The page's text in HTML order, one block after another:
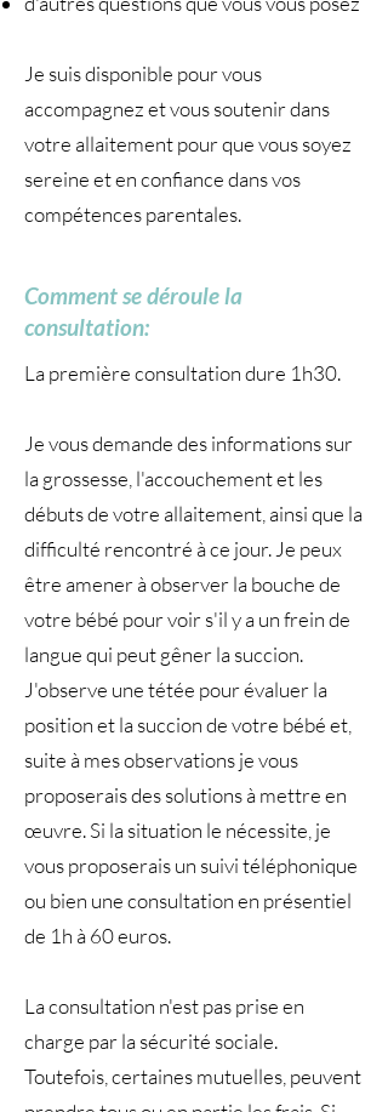
Je suis disponible pour vous
accompagnez et vous soutenir dans
votre allaitement pour que vous soyez
sereine et en confiance dans vos
compétences parentales.
Comment se déroule la
consultation:
La première consultation dure 1h30.
Je vous demande des informations sur
la grossesse, l'accouchement et les
débuts de votre allaitement, ainsi que la
difficulté rencontré à ce jour. Je peux
être amener à observer la bouche de
votre bébé pour voir s'il y a un frein de
langue qui peut gêner la succion.
J'observe une tétée pour évaluer la
position et la succion de votre bébé et,
suite à mes observations je vous
proposerais des solutions à mettre en
œuvre. Si la situation le nécessite, je
vous proposerais un suivi téléphonique
ou bien une consultation en présentiel
de 1h à 60 euros.
La consultation n'est pas prise en
charge par la sécurité sociale.
Toutefois, certaines mutuelles, peuvent